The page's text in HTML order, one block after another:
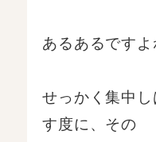
あるあるですよ
せっかく集中
す度に、その